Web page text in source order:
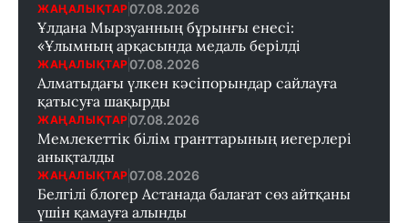
ЖАҢАЛЫҚТАР 07.08.2026
Ұлдана Мырзуанның бұрынғы енесі:
«Ұлымның арқасында медаль берілді
ЖАҢАЛЫҚТАР 07.08.2026
Алматыдағы үлкен кәсіпорындар сайлауға
қатысуға шақырды
ЖАҢАЛЫҚТАР 07.08.2026
Мемлекеттік білім гранттарының иегерлері
анықталды
ЖАҢАЛЫҚТАР 07.08.2026
Белгілі блогер Астанада балағат сөз айтқаны
үшін қамауға алынды